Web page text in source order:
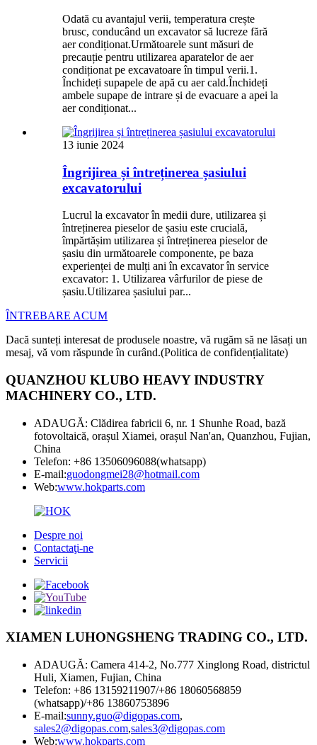
Odată cu avantajul verii, temperatura crește
brusc, conducând un excavator să lucreze fără
aer condiționat.Următoarele sunt măsuri de
precauție pentru utilizarea aparatelor de aer
condiționat pe excavatoare în timpul verii.1.
Închideți supapele de apă cu aer cald.Închideți
ambele supape de intrare și de evacuare a apei la
aer condiționat...
13 iunie 2024
Îngrijirea și întreținerea șasiului
excavatorului
Lucrul la excavator în medii dure, utilizarea și
întreținerea pieselor de șasiu este crucială,
împărtășim utilizarea și întreținerea pieselor de
șasiu din următoarele componente, pe baza
experienței de mulți ani în excavator în service
excavator: 1. Utilizarea vârfurilor de piese de
șasiu.Utilizarea șasiului par...
ÎNTREBARE ACUM
Dacă sunteți interesat de produsele noastre, vă rugăm să ne lăsați un
mesaj, vă vom răspunde în curând.(Politica de confidențialitate)
QUANZHOU KLUBO HEAVY INDUSTRY
MACHINERY CO., LTD.
ADAUGĂ: Clădirea fabricii 6, nr. 1 Shunhe Road, bază
fotovoltaică, orașul Xiamei, orașul Nan'an, Quanzhou, Fujian,
China
Telefon: +86 13506096088(whatsapp)
E-mail:guodongmei28@hotmail.com
Web:www.hokparts.com
Despre noi
Contactaţi-ne
Servicii
XIAMEN LUHONGSHENG TRADING CO., LTD.
ADAUGĂ: Camera 414-2, No.777 Xinglong Road, districtul
Huli, Xiamen, Fujian, China
Telefon: +86 13159211907/+86 18060568859
(whatsapp)/+86 13860753896
E-mail:sunny.guo@digopas.com,
sales2@digopas.com,sales3@digopas.com
Web:www.hokparts.com